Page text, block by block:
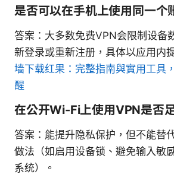
是否可以在手机上使用同一个
答案：大多数免费VPN会限制设备
新登录或重新注册，具体以应用内
墙下载红果：完整指南與實用工具
醒
在公开Wi-Fi上使用VPN是否
答案：能提升隐私保护，但不能替
做法（如启用设备锁、避免输入敏
系统）。